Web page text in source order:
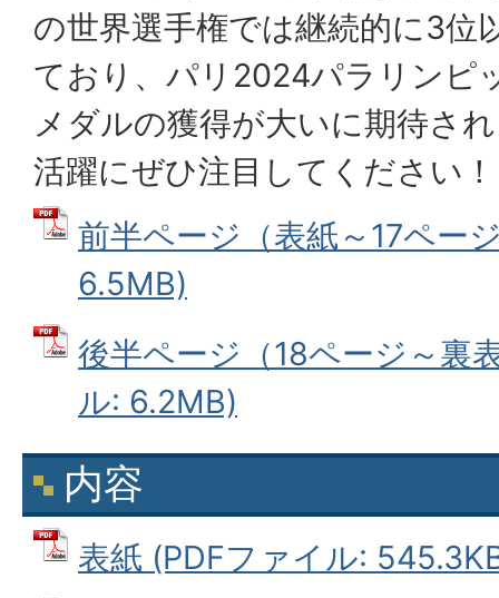
の世界選手権では継続的に3位
ており、パリ2024パラリンピ
メダルの獲得が大いに期待さ
活躍にぜひ注目してください！
前半ページ（表紙～17ペー
6.5MB)
後半ページ（18ページ～裏
ル: 6.2MB)
内容
表紙 (PDFファイル: